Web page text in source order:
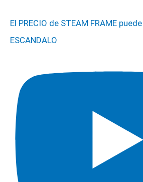
El PRECIO de STEAM FRAME
ESCANDALO